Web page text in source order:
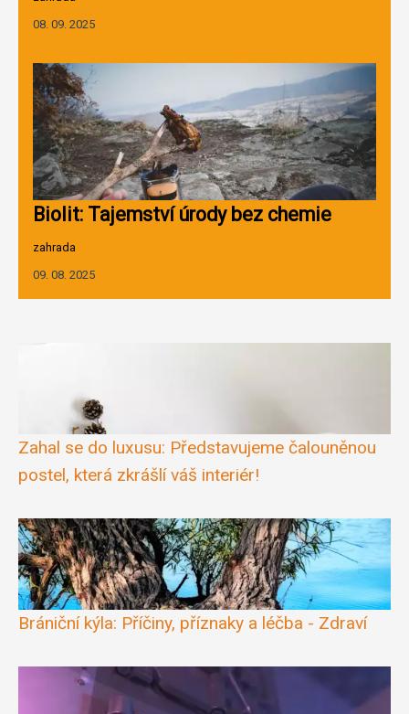
08. 09. 2025
Biolit: Tajemství úrody bez chemie
zahrada
09. 08. 2025
Zahal se do luxusu: Představujeme čalouněnou
postel, která zkrášlí váš interiér!
Brániční kýla: Příčiny, příznaky a léčba - Zdraví